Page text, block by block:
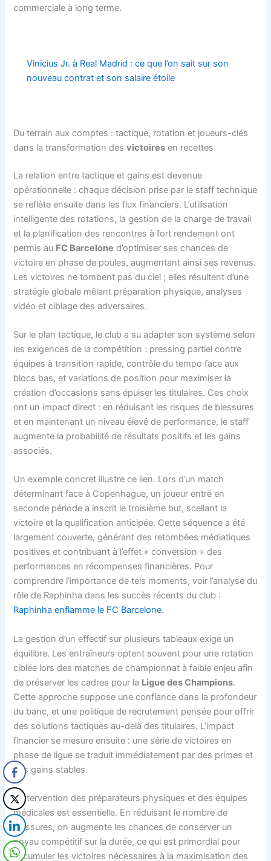
commerciale à long terme.
Vinicius Jr. à Real Madrid : ce que l’on sait sur son
nouveau contrat et son salaire étoile
Du terrain aux comptes : tactique, rotation et joueurs-clés
dans la transformation desvictoires en recettes
La relation entre tactique et gains est devenue
opérationnelle : chaque décision prise par le staff technique
se reflète ensuite dans les flux financiers. L’utilisation
intelligente des rotations, la gestion de la charge de travail
et la planification des rencontres à fort rendement ont
permis au FC Barcelone d’optimiser ses chances de
victoire en phase de poules, augmentant ainsi ses revenus.
Les victoires ne tombent pas du ciel ; elles résultent d’une
stratégie globale mêlant préparation physique, analyses
vidéo et ciblage des adversaires.
Sur le plan tactique, le club a su adapter son système selon
les exigences de la compétition : pressing partiel contre
équipes à transition rapide, contrôle du tempo face aux
blocs bas, et variations de position pour maximiser la
création d’occasions sans épuiser les titulaires. Ces choix
ont un impact direct : en réduisant les risques de blessures
et en maintenant un niveau élevé de performance, le staff
augmente la probabilité de résultats positifs et les gains
associés.
Un exemple concret illustre ce lien. Lors d’un match
déterminant face à Copenhague, un joueur entré en
seconde période a inscrit le troisième but, scellant la
victoire et la qualification anticipée. Cette séquence a été
largement couverte, générant des retombées médiatiques
positives et contribuant à l’effet « conversion » des
performances en récompenses financières. Pour
comprendre l’importance de tels moments, voir l’analyse du
rôle de Raphinha dans les succès récents du club :
Raphinha enflamme le FC Barcelone.
La gestion d’un effectif sur plusieurs tableaux exige un
équilibre. Les entraîneurs optent souvent pour une rotation
ciblée lors des matches de championnat à faible enjeu afin
de préserver les cadres pour la Ligue des Champions.
Cette approche suppose une confiance dans la profondeur
du banc, et une politique de recrutement pensée pour offrir
des solutions tactiques au-delà des titulaires. L’impact
financier se mesure ensuite : une série de victoires en
phase de ligue se traduit immédiatement par des primes et
des gains stables.
L’intervention des préparateurs physiques et des équipes
médicales est essentielle. En réduisant le nombre de
blessures, on augmente les chances de conserver un
noyau compétitif sur la durée, ce qui est primordial pour
accumuler les victoires nécessaires à la maximisation des